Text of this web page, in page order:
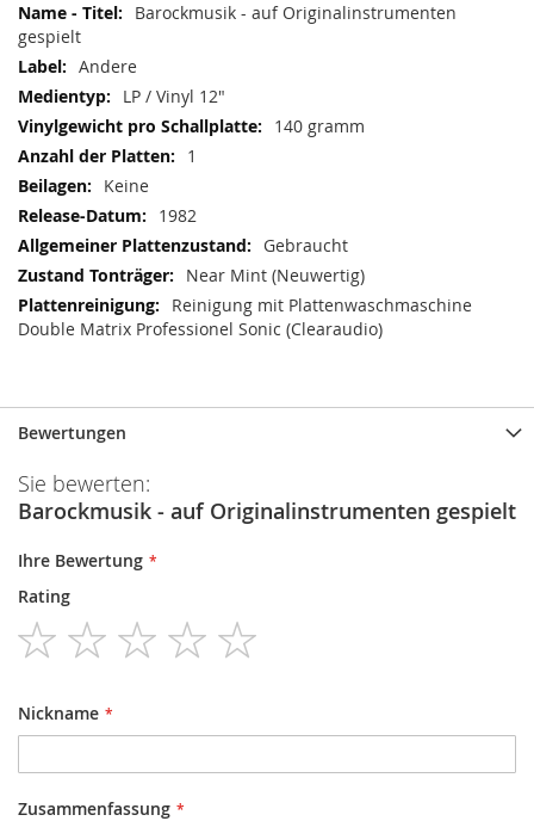
Barockmusik - auf Originalinstrumenten
gespielt
Andere
LP / Vinyl 12"
140 gramm
1
Keine
1982
Gebraucht
Near Mint (Neuwertig)
Reinigung mit Plattenwaschmaschine
Double Matrix Professionel Sonic (Clearaudio)
Bewertungen
Sie bewerten:
Barockmusik - auf Originalinstrumenten gespielt
Ihre Bewertung
Rating
1
star
2
stars
3
stars
4
stars
Nickname
Zusammenfassung